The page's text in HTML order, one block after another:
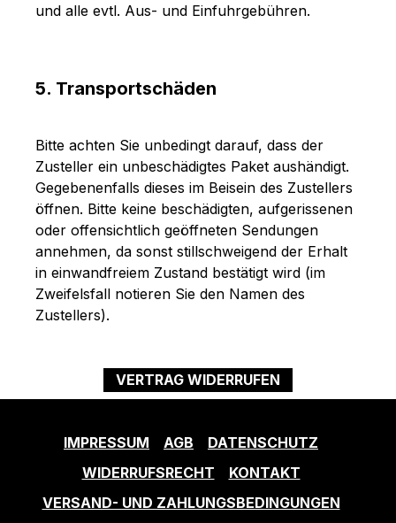
und alle evtl. Aus- und Einfuhrgebühren.
5. Transportschäden
Bitte achten Sie unbedingt darauf, dass der
Zusteller ein unbeschädigtes Paket aushändigt.
Gegebenenfalls dieses im Beisein des Zustellers
öffnen. Bitte keine beschädigten, aufgerissenen
oder offensichtlich geöffneten Sendungen
annehmen, da sonst stillschweigend der Erhalt
in einwandfreiem Zustand bestätigt wird (im
Zweifelsfall notieren Sie den Namen des
Zustellers).
VERTRAG WIDERRUFEN
IMPRESSUM AGB
DATENSCHUTZ
WIDERRUFSRECHT
KONTAKT
VERSAND- UND ZAHLUNGSBEDINGUNGEN